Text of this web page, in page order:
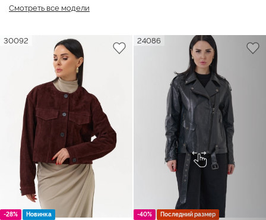
Смотреть все модели
-28% Новинка
30092
-40% Последний размер
24086